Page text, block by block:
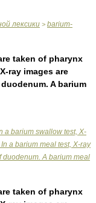
лексики > barium-
taken of pharynx
ray images are
A barium
a barium swallow test, X-
a barium meal test, X-ray
duodenum. A barium meal
taken of pharynx